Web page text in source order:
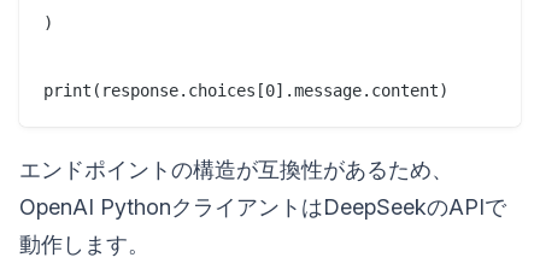
)
エンドポイントの構造が互換性があるため、
OpenAI PythonクライアントはDeepSeekのAPIで
動作します。